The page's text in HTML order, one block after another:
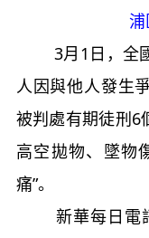
3月1日，全國
人因與他人發生
被判處有期徒刑6
高空拋物、墜物
痛”。
新華每日電訊